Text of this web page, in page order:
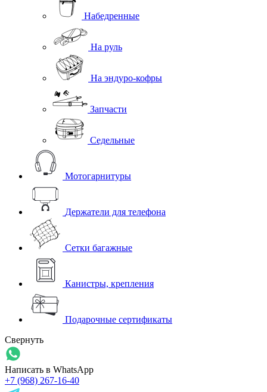
Набедренные
На руль
На эндуро-кофры
Запчасти
Седельные
Мотогарнитуры
Держатели для телефона
Сетки багажные
Канистры, крепления
Подарочные сертификаты
Свернуть
Написать в WhatsApp
+7 (968) 267-16-40